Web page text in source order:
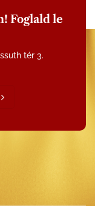
Foglald le
tér 3.